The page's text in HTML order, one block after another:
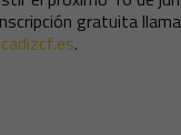
gratuita
.